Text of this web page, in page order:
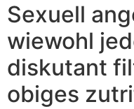
Sexuell
wiewohl
diskutant
obiges